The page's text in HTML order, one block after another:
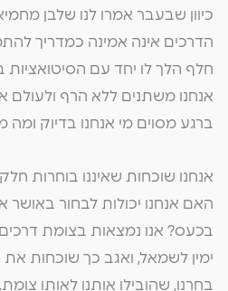
כיוון שבעבר אמרו לנו שלבן
הדרכים אינה אמינה כמדריך
חלף הלך לו יחד עם הסיטואציות
אנחנו משתנים ללא הרף ולעולם
ברגע מסוים מי אנחנו בדיוק ומה
אנחנו שוכחות שאיננו בוחרות
האם אנחנו יכולות לבחור באושר
בכעס? אנו נמצאות בצומת
ימין לשמאל, ואגב כך שוכחות
בחרנו, שהובילו אותנו לאותו